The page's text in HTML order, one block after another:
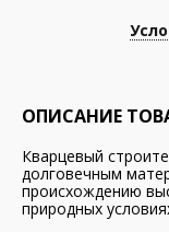
ОПИСАНИЕ
Кварцевый
долговечным
происхождению
природных